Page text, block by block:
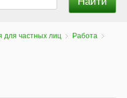
для частных лиц
Работа